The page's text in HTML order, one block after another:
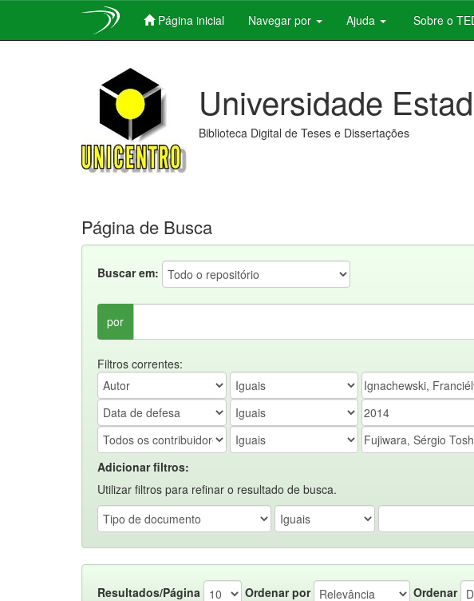
Página inicial Navegar por Ajuda Sobre o
Universidade
Biblioteca Digital de Teses e Dissertações
Página de Busca
Buscar em:
por
Filtros correntes:
Adicionar filtros:
Utilizar filtros para refinar o resultado de busca.
Resultados/Página Ordenar por Ordenar